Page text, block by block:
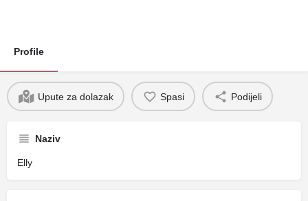
Profile
Upute za dolazak Spasi Podijeli
Naziv
Elly